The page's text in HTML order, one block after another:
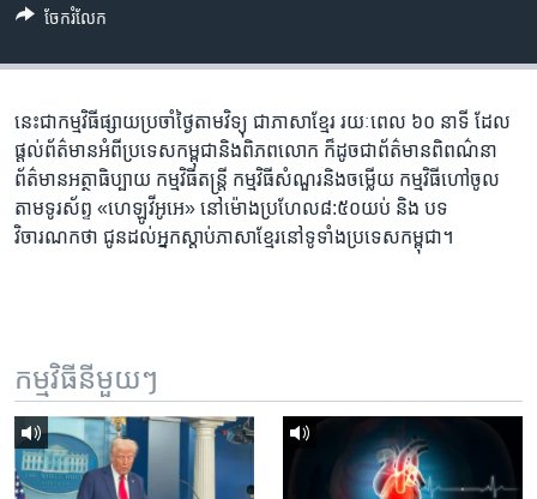
ចូល​
ស្វែង​
បណ្តាញ​សង្គម
ភាសា
ចែករំលែក
នេះ​ជា​កម្ម​វិធី​ផ្សាយ​ប្រចាំ​ថ្ងៃ​តាម​វិទ្យុ ​ជាភាសា​ខ្មែរ​ រយៈ​ពេល​ ៦០​ នាទី ដែល​
ផ្តល់​ព័ត៌មាន​អំពី​ប្រទេស​កម្ពុជា​និង​ពិភព​លោក ​ក៏ដូច​ជា​ព័ត៌មាន​ពិពណ៌នា
ព័ត៌មាន​អត្ថាធិប្បាយ​ កម្ម​វិធី​តន្ត្រី ​កម្មវិធី​​សំណួរ​និង​ចម្លើយ​ កម្ម​វិធី​ហៅ​ចូល​
តាម​ទូរ​ស័ព្ទ «ហេឡូវីអូអេ» នៅ​ម៉ោង​​ប្រហែល​៨:៥០​យប់ ​និង បទ​
វិចារណកថា​ ជូន​ដល់​អ្នក​ស្តាប់​ភាសា​ខ្មែរ​នៅ​ទូទាំង​ប្រទេស​កម្ពុជា។
កម្មវិធី​នីមួយៗ